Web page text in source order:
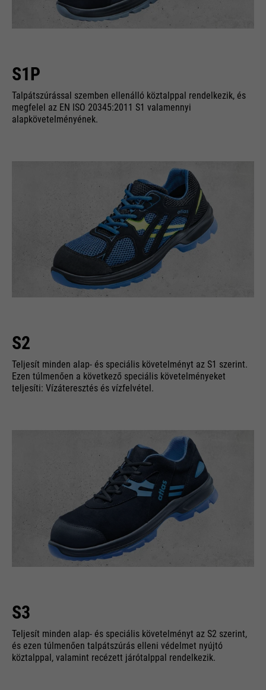
S1P
Talpátszúrással szemben ellenálló köztalppal rendelkezik, és
megfelel az EN ISO 20345:2011 S1 valamennyi
alapkövetelményének.
S2
Teljesít minden alap- és speciális követelményt az S1 szerint.
Ezen túlmenően a következő speciális követelményeket
teljesíti: Vízáteresztés és vízfelvétel.
S3
Teljesít minden alap- és speciális követelményt az S2 szerint,
és ezen túlmenően talpátszúrás elleni védelmet nyújtó
köztalppal, valamint recézett járótalppal rendelkezik.